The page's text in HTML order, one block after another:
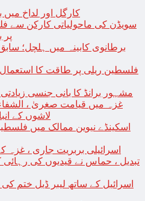
کارگل اور لداخ
سویڈن کی ماحولیاتی کارکن سے
پر
برطانوی کابینہ میں ہلچل؛
فلسطین ریلی پر طاقت کا
مشہور برانڈ کا بانی جنسی
غزہ میں قیامت صغریٰ ، الشفاء
لاشوں کے
اسرائیلی بربریت جاری ، غزہ
تبدیل ، حماس نے قیدیوں کی رہائی
اسرائیل کے ساتھ لیبر ڈیل ختم کی